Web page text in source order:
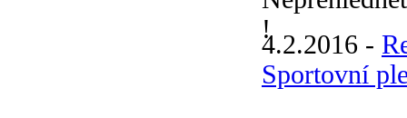
4.2.2016 -
Sportovní